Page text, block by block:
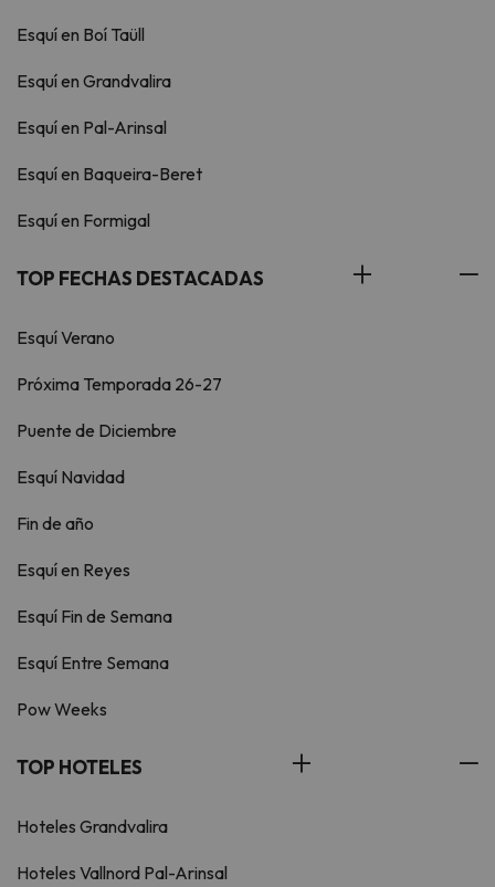
Esquí en Boí Taüll
Esquí en Grandvalira
Esquí en Pal-Arinsal
Esquí en Baqueira-Beret
Esquí en Formigal
TOP FECHAS DESTACADAS
Esquí Verano
Próxima Temporada 26-27
Puente de Diciembre
Esquí Navidad
Fin de año
Esquí en Reyes
Esquí Fin de Semana
Esquí Entre Semana
Pow Weeks
TOP HOTELES
Hoteles Grandvalira
Hoteles Vallnord Pal-Arinsal